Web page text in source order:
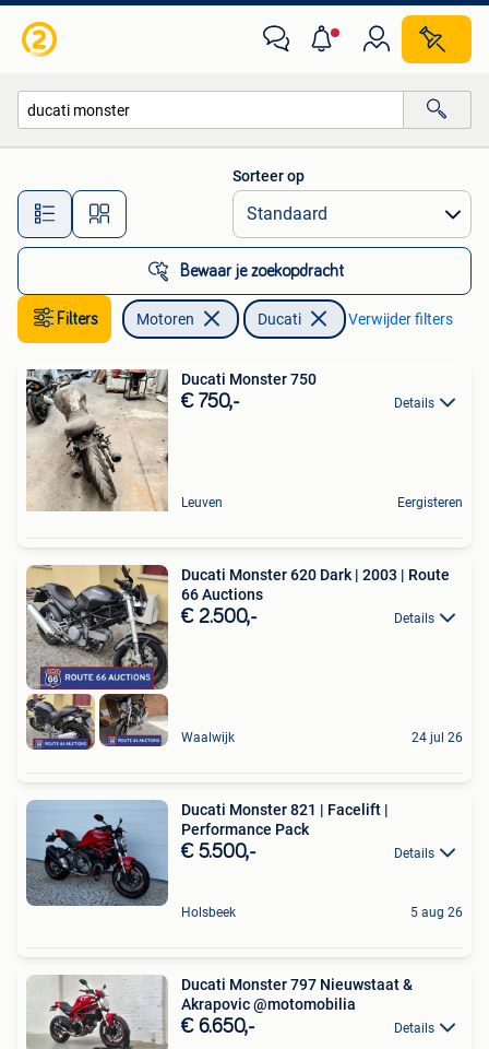
Alle afstanden…
Sorteer op
Bewaar je zoekopdracht
Filters Motoren Ducati Verwijder filters
Ducati Monster 750
€ 750,- Details
Leuven Eergisteren
Ducati Monster 620 Dark | 2003 | Route
66 Auctions
€ 2.500,- Details
Waalwijk 24 jul 26
Ducati Monster 821 | Facelift |
Performance Pack
€ 5.500,- Details
Holsbeek 5 aug 26
Ducati Monster 797 Nieuwstaat &
Akrapovic @motomobilia
€ 6.650,- Details